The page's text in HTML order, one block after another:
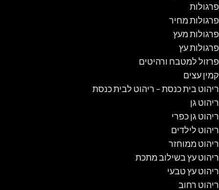
פרגולות
פרגולות מחיר
פרגולות מעץ
פרגולות עץ
פרזול למטבח ורהיטים
קמין עצים
ריהוט בית כנסת – ריהוט לבית כנסת
ריהוט גן
ריהוט גן כפרי
ריהוט לילדים
ריהוט ממוחזר
ריהוט עץ בשילוב מתכת
ריהוט עץ טבעי
ריהוט רחוב